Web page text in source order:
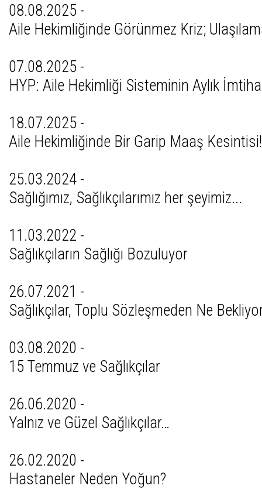
08.08.2025 -
Aile Hekimliğinde Görünmez Kriz;
07.08.2025 -
HYP: Aile Hekimliği Sisteminin Aylık
18.07.2025 -
Aile Hekimliğinde Bir Garip Maaş Kesintisi!
25.03.2024 -
Sağlığımız, Sağlıkçılarımız her şeyimiz...
11.03.2022 -
Sağlıkçıların Sağlığı Bozuluyor
26.07.2021 -
Sağlıkçılar, Toplu Sözleşmeden Ne
03.08.2020 -
15 Temmuz ve Sağlıkçılar
26.06.2020 -
Yalnız ve Güzel Sağlıkçılar…
26.02.2020 -
Hastaneler Neden Yoğun?